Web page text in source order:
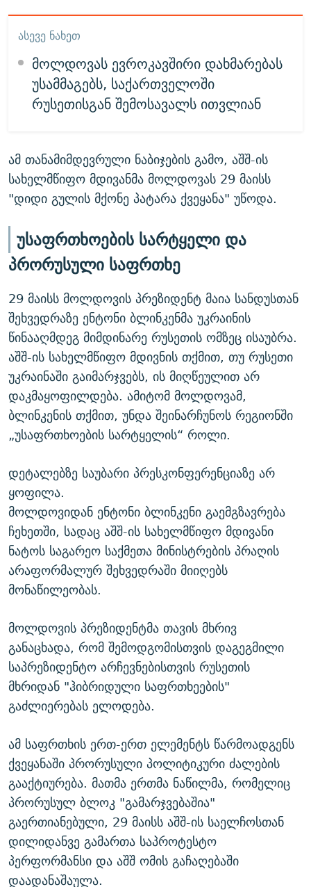
ᲐᲡᲔᲕᲔ ᲜᲐᲮᲔᲗ
მოლდოვას ევროკავშირი დახმარებას
უსამმაგებს, საქართველოში
რუსეთისგან შემოსავალს ითვლიან
ამ თანამიმდევრული ნაბიჯების გამო, აშშ-ის
სახელმწიფო მდივანმა მოლდოვას 29 მაისს
"დიდი გულის მქონე პატარა ქვეყანა" უწოდა.
უსაფრთხოების სარტყელი და
პრორუსული საფრთხე
29 მაისს მოლდოვის პრეზიდენტ მაია სანდუსთან
შეხვედრაზე ენტონი ბლინკენმა უკრაინის
წინააღმდეგ მიმდინარე რუსეთის ომზეც ისაუბრა.
აშშ-ის სახელმწიფო მდივნის თქმით, თუ რუსეთი
უკრაინაში გაიმარჯვებს, ის მიღწეულით არ
დაკმაყოფილდება. ამიტომ მოლდოვამ,
ბლინკენის თქმით, უნდა შეინარჩუნოს რეგიონში
„უსაფრთხოების სარტყელის“ როლი.
დეტალებზე საუბარი პრესკონფერენციაზე არ
ყოფილა.
მოლდოვიდან ენტონი ბლინკენი გაემგზავრება
ჩეხეთში, სადაც აშშ-ის სახელმწიფო მდივანი
ნატოს საგარეო საქმეთა მინისტრების პრაღის
არაფორმალურ შეხვედრაში მიიღებს
მონაწილეობას.
მოლდოვის პრეზიდენტმა თავის მხრივ
განაცხადა, რომ შემოდგომისთვის დაგეგმილი
საპრეზიდენტო არჩევნებისთვის რუსეთის
მხრიდან "ჰიბრიდული საფრთხეების"
გაძლიერებას ელოდება.
ამ საფრთხის ერთ-ერთ ელემენტს წარმოადგენს
ქვეყანაში პრორუსული პოლიტიკური ძალების
გააქტიურება. მათმა ერთმა ნაწილმა, რომელიც
პრორუსულ ბლოკ "გამარჯვებაშია"
გაერთიანებული, 29 მაისს აშშ-ის საელჩოსთან
დილიდანვე გამართა საპროტესტო
პერფორმანსი და აშშ ომის გაჩაღებაში
დაადანაშაულა.